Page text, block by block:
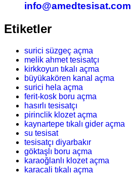
info@amedtesisat.com
Etiketler
surici süzgeç açma
melik ahmet tesisatçı
kirkkoyun tıkalı açma
büyükakören kanal açma
surici hela açma
ferit-kosk boru açma
hasırlı tesisatçı
pirinclik klozet açma
kaynartepe tıkalı gider açma
su tesisat
tesisatçı diyarbakır
göktaşlı boru açma
karaoğlanlı klozet açma
karacali tıkalı açma